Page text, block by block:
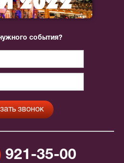
события?
921-35-00